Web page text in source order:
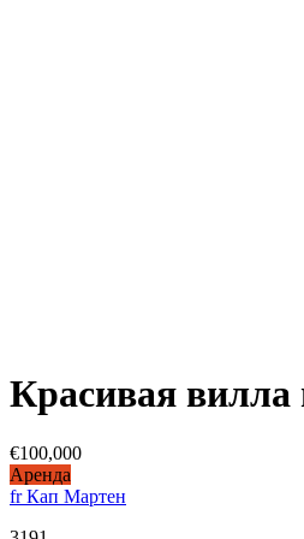
Красивая
€100,000
Аренда
fr Кап Мартен